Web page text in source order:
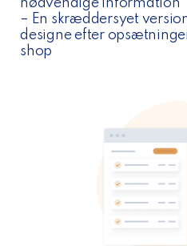
nødvendige information
– En skræddersyet
designe efter
shop